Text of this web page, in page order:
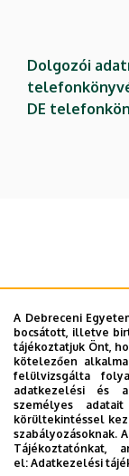
Dolgozói
DE
A Debreceni
bocsátott, illetve
tájékoztatjuk Önt,
kötelezően
felülvizsgálta
adatkezelési és
személyes
körültekintéssel
szabályozásoknak.
Tájékoztatónkat,
el: Adatkezelési